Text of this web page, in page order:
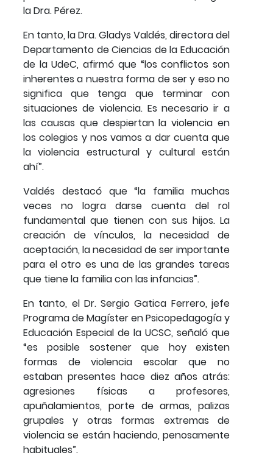
la Dra. Pérez.
En tanto, la Dra. Gladys Valdés, directora del
Departamento de Ciencias de la Educación
de la UdeC, afirmó que “los conflictos son
inherentes a nuestra forma de ser y eso no
significa que tenga que terminar con
situaciones de violencia. Es necesario ir a
las causas que despiertan la violencia en
los colegios y nos vamos a dar cuenta que
la violencia estructural y cultural están
ahí”.
Valdés destacó que “la familia muchas
veces no logra darse cuenta del rol
fundamental que tienen con sus hijos. La
creación de vínculos, la necesidad de
aceptación, la necesidad de ser importante
para el otro es una de las grandes tareas
que tiene la familia con las infancias”.
En tanto, el Dr. Sergio Gatica Ferrero, jefe
Programa de Magíster en Psicopedagogía y
Educación Especial de la UCSC, señaló que
“es posible sostener que hoy existen
formas de violencia escolar que no
estaban presentes hace diez años atrás:
agresiones físicas a profesores,
apuñalamientos, porte de armas, palizas
grupales y otras formas extremas de
violencia se están haciendo, penosamente
habituales”.